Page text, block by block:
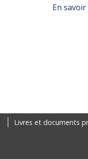
En
Livres et documents